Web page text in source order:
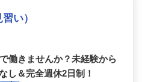
い）
働きませんか？未経験から
し＆完全週休2日制！